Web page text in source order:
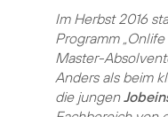
Im Herbst 2016
Programm
Master-
Anders als beim
die jungen